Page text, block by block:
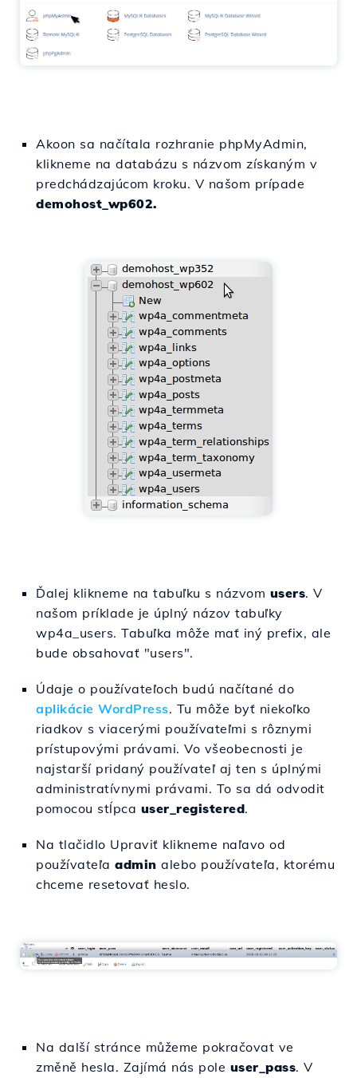
Akoon sa načítala rozhranie phpMyAdmin,
klikneme na databázu s názvom získaným v
predchádzajúcom kroku. V našom prípade
demohost_wp602.
Ďalej klikneme na tabuľku s názvom users. V
našom príklade je úplný názov tabuľky
wp4a_users. Tabuľka môže mať iný prefix, ale
bude obsahovať "users".
Údaje o používateľoch budú načítané do
aplikácie WordPress. Tu môže byť niekoľko
riadkov s viacerými používateľmi s rôznymi
prístupovými právami. Vo všeobecnosti je
najstarší pridaný používateľ aj ten s úplnými
administratívnymi právami. To sa dá odvodit
pomocou stĺpca user_registered.
Na tlačidlo Upraviť klikneme naľavo od
používateľa admin alebo používateľa, ktorému
chceme resetovať heslo.
Na další stránce můžeme pokračovat ve
změně hesla. Zajímá nás pole user_pass. V